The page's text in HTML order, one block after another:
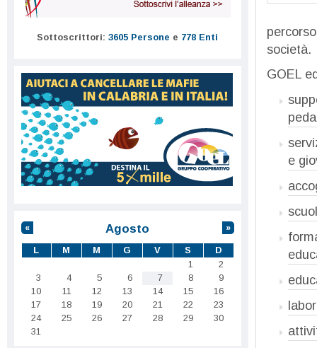
società.
GOEL
e
Sottoscrittori: 3605 Persone e 778 Enti
Agosto
« »
L M M G V S
D
1
2
3
4 5 6 7 8
9
10
11 12 13 14 15
16
17
18 19 20 21 22
23
24
25 26 27 28 29
30
31